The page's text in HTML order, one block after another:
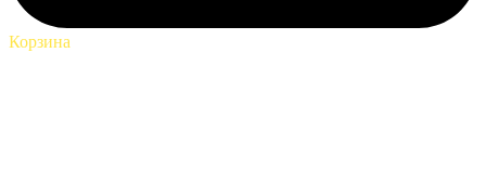
Корзина